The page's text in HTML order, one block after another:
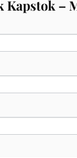
Kapstok –